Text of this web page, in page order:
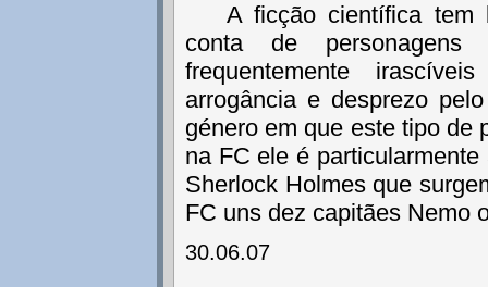
A ficção científica
conta de personagens
frequentemente
arrogância e desprezo
género em que este tipo de
na FC ele é
Sherlock Holmes que
FC uns dez capitães Nemo
30.06.07